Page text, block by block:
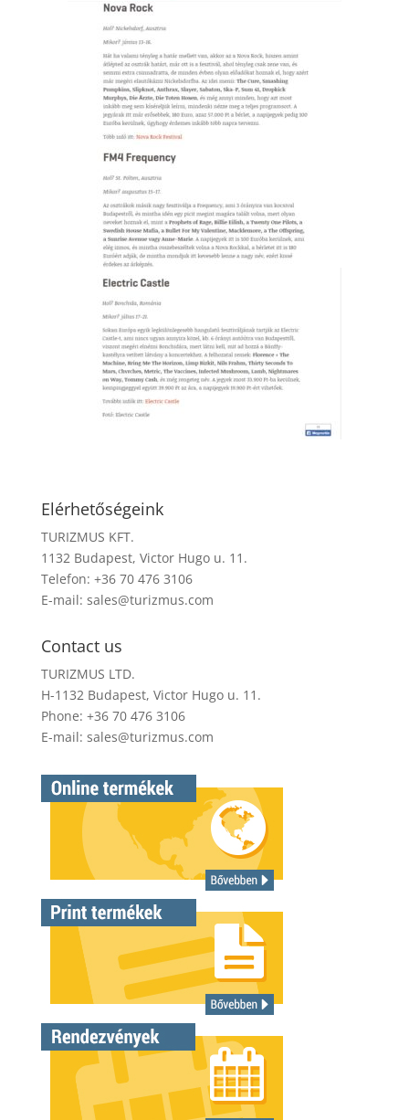
Elérhetőségeink
TURIZMUS KFT.
1132 Budapest, Victor Hugo u. 11.
Telefon: +36 70 476 3106
E-mail: sales@turizmus.com
Contact us
TURIZMUS LTD.
H-1132 Budapest, Victor Hugo u. 11.
Phone: +36 70 476 3106
E-mail: sales@turizmus.com